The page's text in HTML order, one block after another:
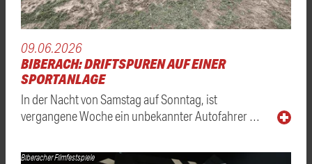
09.06.2026
BIBERACH: DRIFTSPUREN AUF EINER
SPORTANLAGE
In der Nacht von Samstag auf Sonntag, ist
vergangene Woche ein unbekannter Autofahrer …
Biberacher Filmfestspiele